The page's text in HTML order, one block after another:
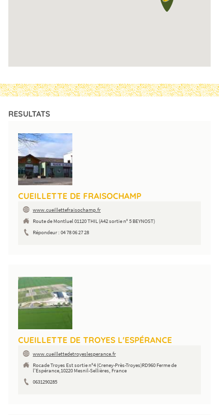
RESULTATS
CUEILLETTE DE FRAISOCHAMP
www.cueillettefraisochamp.fr
Route de Montluel 01120 THIL (A42 sortie n° 5 BEYNOST)
Répondeur : 04 78 06 27 28
CUEILLETTE DE TROYES L'ESPÉRANCE
www.cueillettedetroyeslesperance.fr
Rocade Troyes Est sortie n°4 (Creney-Près-Troyes)RD960 Ferme de
l'Espérance,10220 Mesnil-Sellières, France
0631290285